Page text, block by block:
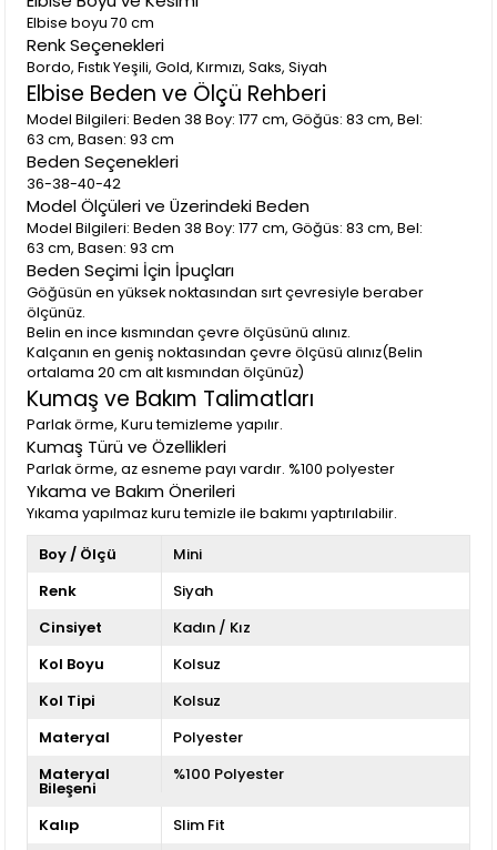
Elbise boyu 70 cm
Renk Seçenekleri
Bordo, Fıstık Yeşili, Gold, Kırmızı, Saks, Siyah
Elbise Beden ve Ölçü Rehberi
Model Bilgileri: Beden 38 Boy: 177 cm, Göğüs: 83 cm, Bel:
63 cm, Basen: 93 cm
Beden Seçenekleri
36-38-40-42
Model Ölçüleri ve Üzerindeki Beden
Model Bilgileri: Beden 38 Boy: 177 cm, Göğüs: 83 cm, Bel:
63 cm, Basen: 93 cm
Beden Seçimi İçin İpuçları
Göğüsün en yüksek noktasından sırt çevresiyle beraber
ölçünüz.
Belin en ince kısmından çevre ölçüsünü alınız.
Kalçanın en geniş noktasından çevre ölçüsü alınız(Belin
ortalama 20 cm alt kısmından ölçünüz)
Kumaş ve Bakım Talimatları
Parlak örme, Kuru temizleme yapılır.
Kumaş Türü ve Özellikleri
Parlak örme, az esneme payı vardır. %100 polyester
Yıkama ve Bakım Önerileri
Yıkama yapılmaz kuru temizle ile bakımı yaptırılabilir.
Boy / Ölçü
Mini
Renk
Siyah
Cinsiyet
Kadın / Kız
Kol Boyu
Kolsuz
Kol Tipi
Kolsuz
Materyal
Polyester
Materyal
Bileşeni
%100 Polyester
Kalıp
Slim Fit